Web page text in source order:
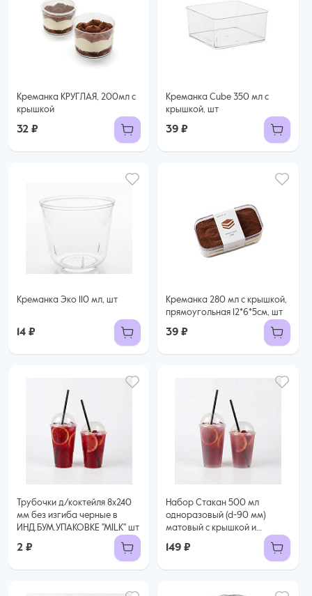
Креманка КРУГЛАЯ, 200мл с
крышкой
32 ₽
Креманка Cube 350 мл с
крышкой, шт
39 ₽
Креманка Эко 110 мл, шт
14 ₽
Креманка 280 мл с крышкой,
прямоугольная 12*6*5см, шт
39 ₽
Трубочки д/коктейля 8х240
мм без изгиба черные в
ИНД.БУМ.УПАКОВКЕ "MILK" шт
2 ₽
Набор Стакан 500 мл
одноразовый (d-90 мм)
матовый с крышкой и
149 ₽